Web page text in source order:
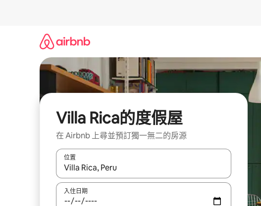
Villa Rica的度假屋
在 Airbnb 上尋並預訂獨一無二的房源
位置
如有搜尋結果，瀏覽內容時請使用上下箭頭，或輕點、滑動裝置。
入住日期